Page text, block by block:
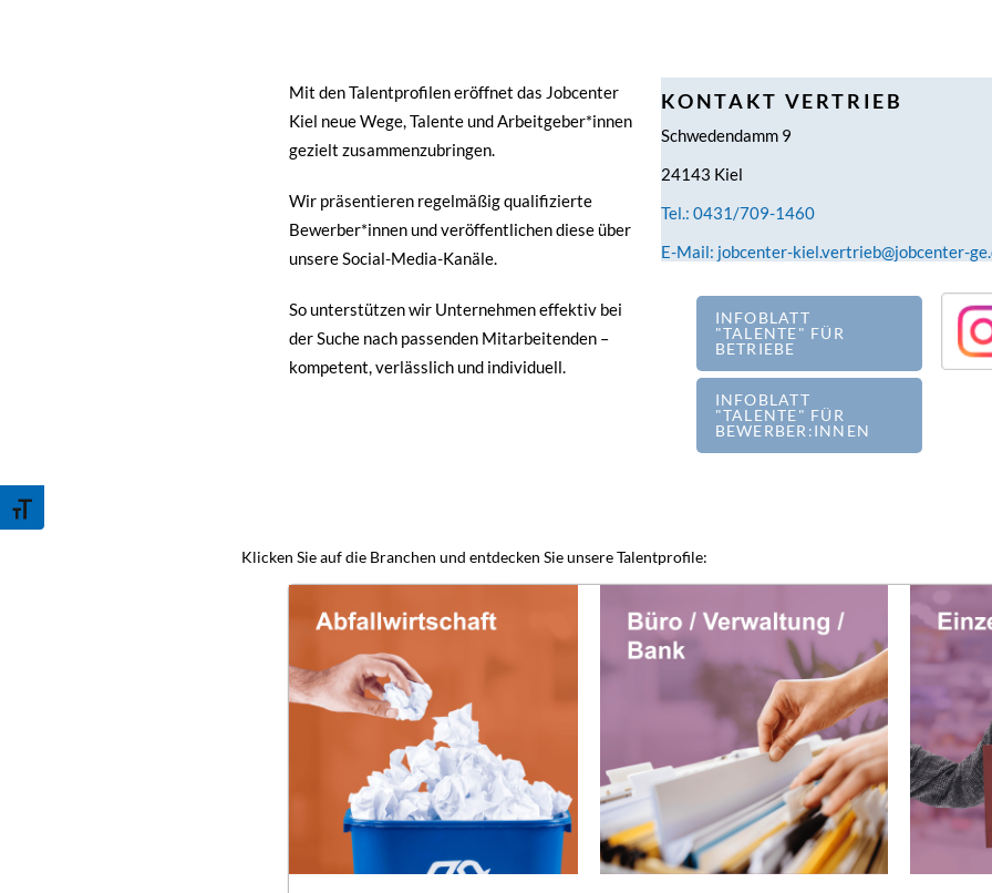
Schrift vergrößern
Mit den Talentprofilen eröffnet das Jobcenter
Kiel neue Wege, Talente und Arbeitgeber*innen
gezielt zusammenzubringen.
Wir präsentieren regelmäßig qualifizierte
Bewerber*innen und veröffentlichen diese über
unsere Social-Media-Kanäle.
So unterstützen wir Unternehmen effektiv bei
der Suche nach passenden Mitarbeitenden –
kompetent, verlässlich und individuell.
KONTAKT VERTRIEB
Schwedendamm 9
24143 Kiel
Tel.: 0431/709-1460
E-Mail: jobcenter-kiel.vertrieb@jobcenter-
INFOBLATT
"TALENTE" FÜR
BETRIEBE
INFOBLATT
"TALENTE" FÜR
BEWERBER:INNEN
Klicken Sie auf die Branchen und entdecken Sie unsere Talentprofile: